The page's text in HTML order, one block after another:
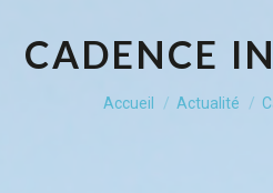
CADENCE
Vous êtes ici :
Accueil Actualité